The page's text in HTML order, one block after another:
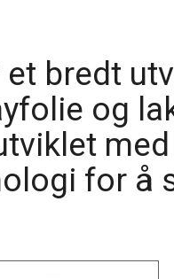
bredt
og
for å